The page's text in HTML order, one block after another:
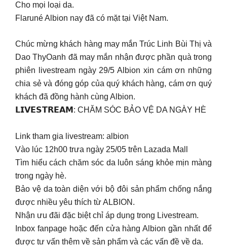
Cho mọi loại da.
Flaruné Albion nay đã có mặt tại Việt Nam.
Chúc mừng khách hàng may mắn Trúc Linh Bùi Thị và
Dao ThyOanh đã may mắn nhận được phần quà trong
phiên livestream ngày 29/5 Albion xin cám ơn những
chia sẻ và đóng góp của quý khách hàng, cám ơn quý
khách đã đồng hành cùng Albion.
𝗟𝗜𝗩𝗘𝗦𝗧𝗥𝗘𝗔𝗠: CHĂM SÓC BẢO VỆ DA NGÀY HÈ
Link tham gia livestream: albion
Vào lúc 12h00 trưa ngày 25/05 trên Lazada Mall
Tìm hiểu cách chăm sóc da luôn sáng khỏe mịn màng
trong ngày hè.
Bảo vệ da toàn diện với bộ đôi sản phẩm chống nắng
được nhiều yêu thích từ ALBION.
Nhận ưu đãi đặc biệt chỉ áp dụng trong Livestream.
Inbox fanpage hoặc đến cửa hàng Albion gần nhất để
được tư vấn thêm về sản phẩm và các vấn đề về da.